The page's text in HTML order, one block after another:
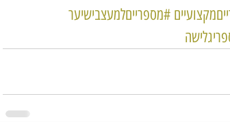
#מספרייםלמעצבישיער